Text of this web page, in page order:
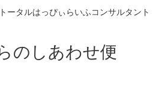
ータルはっぴぃらいふコンサルタント
のしあわせ便